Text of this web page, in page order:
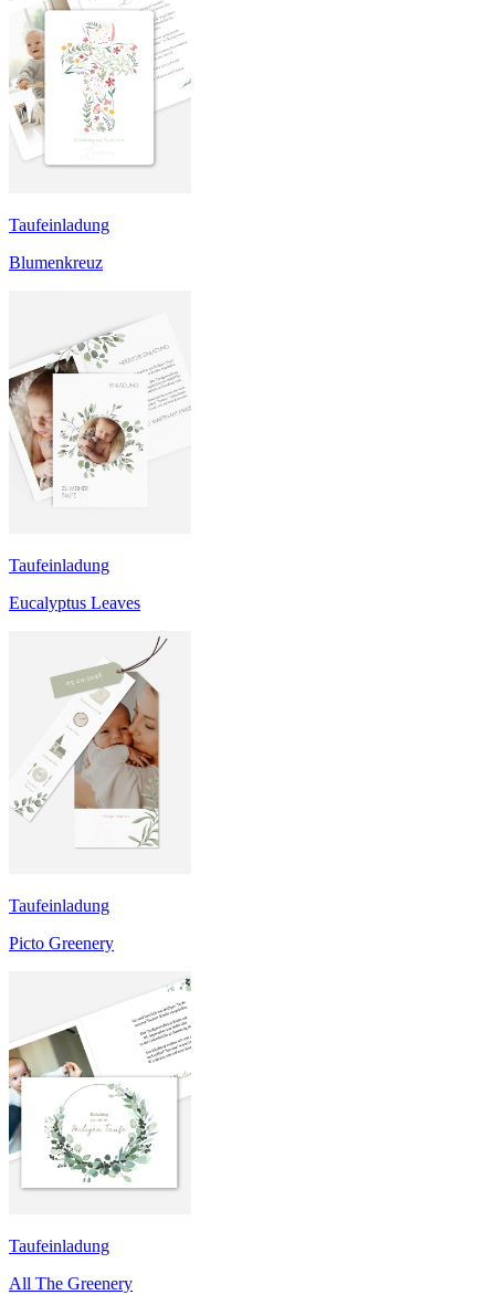
Taufeinladung
Blumenkreuz
Taufeinladung
Eucalyptus Leaves
Taufeinladung
Picto Greenery
Taufeinladung
All The Greenery